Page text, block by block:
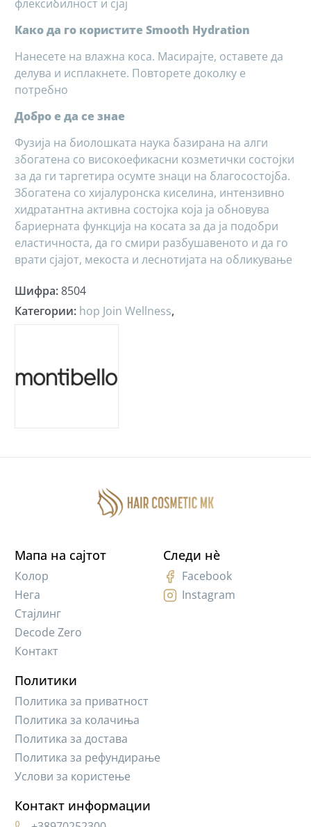
флексибилност и сјај
Како да го користите Smooth Hydration
Нанесете на влажна коса. Масирајте, оставете да
делува и исплакнете. Повторете доколку е
потребно
Добро е да се знае
Фузија на биолошката наука базирана на алги
збогатена со високоефикасни козметички состојки
за да ги таргетира осумте знаци на благосостојба.
Збогатена со хијалуронска киселина, интензивно
хидратантна активна состојка која ја обновува
бариерната функција на косата за да ја подобри
еластичноста, да го смири разбушавеното и да го
врати сјајот, мекоста и леснотијата на обликување
Шифра:8504
Категории: hop Join Wellness,
Мапа на сајтот
Колор
Нега
Стајлинг
Decode Zero
Контакт
Политики
Политика за приватност
Политика за колачиња
Политика за достава
Политика за рефундирање
Услови за користење
Контакт информации
Следи нè
Facebook
Instagram